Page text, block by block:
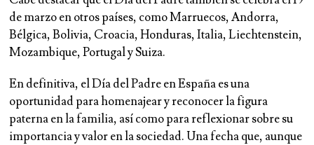
de marzo en otros países, como Marruecos, Andorra,
Bélgica, Bolivia, Croacia, Honduras, Italia, Liechtenstein,
Mozambique, Portugal y Suiza.
En definitiva, el Día del Padre en España es una
oportunidad para homenajear y reconocer la figura
paterna en la familia, así como para reflexionar sobre su
importancia y valor en la sociedad. Una fecha que, aunque